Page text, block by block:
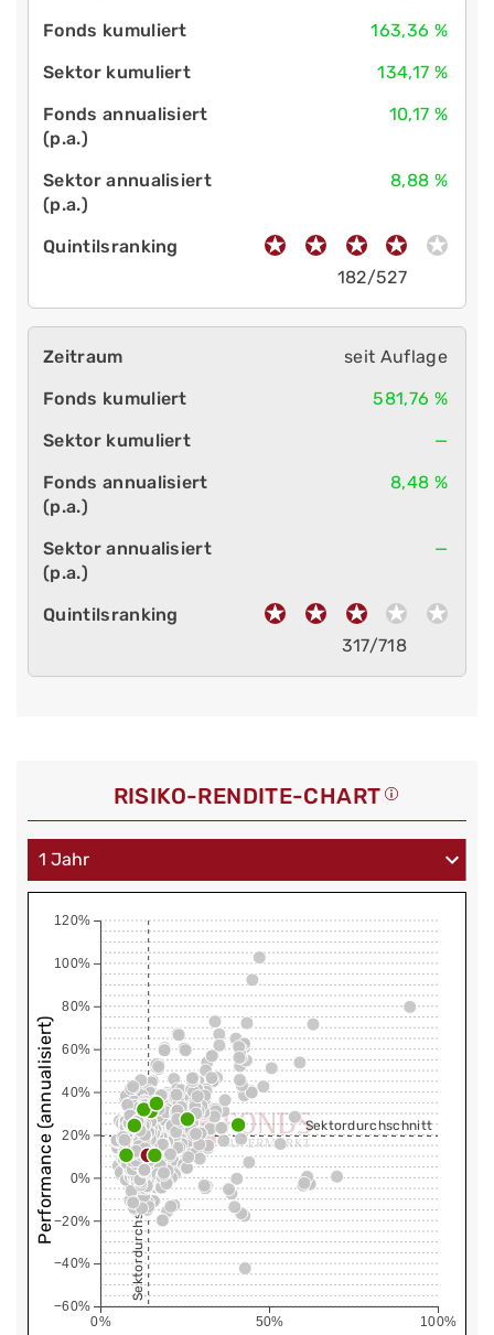
163,36 %
134,17 %
10,17 %
8,88 %
182/527
seit Auflage
581,76 %
—
8,48 %
—
317/718
RISIKO-RENDITE-CHART
0% 50% 100%
−60%
−40%
−20%
0%
20%
40%
60%
80%
100%
120%
Sektordurchschnitt
Sektordurchschnitt
Performance (annualisiert)